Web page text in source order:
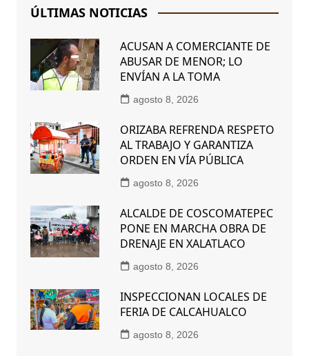
ÚLTIMAS NOTICIAS
ACUSAN A COMERCIANTE DE
ABUSAR DE MENOR; LO
ENVÍAN A LA TOMA
agosto 8, 2026
ORIZABA REFRENDA RESPETO
AL TRABAJO Y GARANTIZA
ORDEN EN VÍA PÚBLICA
agosto 8, 2026
ALCALDE DE COSCOMATEPEC
PONE EN MARCHA OBRA DE
DRENAJE EN XALATLACO
agosto 8, 2026
INSPECCIONAN LOCALES DE
FERIA DE CALCAHUALCO
agosto 8, 2026